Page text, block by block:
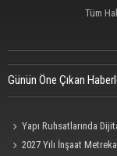
Tüm
Günün Öne Çıkan
Yapı Ruhsatlarında
Gazete'de
2027 Yılı İnşaat